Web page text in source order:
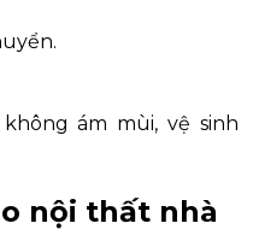
ám mùi, vệ sinh
nội thất nhà